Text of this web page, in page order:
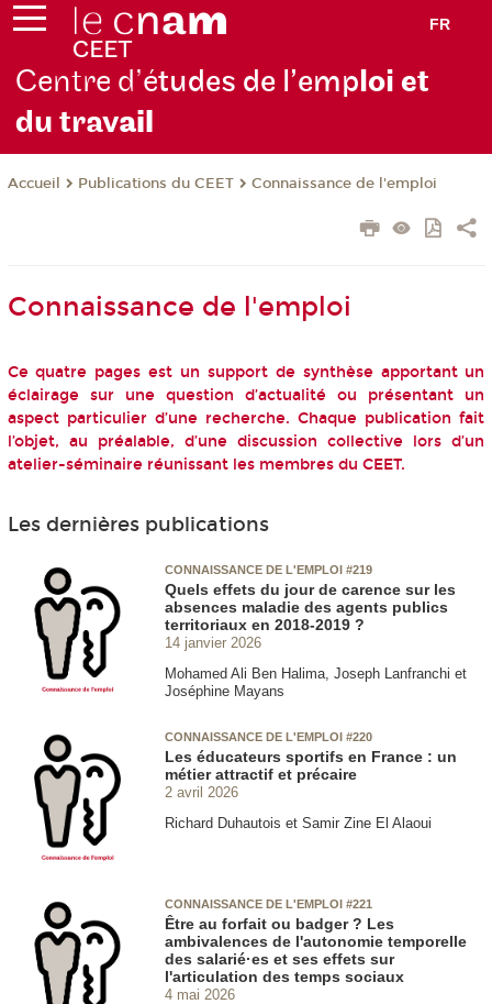
FR
Centre d’études de l’emploi et
du travail
Accueil Publications du CEET Connaissance de l'emploi
Connaissance de l'emploi
Ce quatre pages est un support de synthèse apportant un
éclairage sur une question d’actualité ou présentant un
aspect particulier d’une recherche. Chaque publication fait
l’objet, au préalable, d’une discussion collective lors d’un
atelier-séminaire réunissant les membres du CEET.
Les dernières publications
CONNAISSANCE DE L'EMPLOI #219
Quels effets du jour de carence sur les
absences maladie des agents publics
territoriaux en 2018-2019 ?
14 janvier 2026
Mohamed Ali Ben Halima, Joseph Lanfranchi et
Joséphine Mayans
CONNAISSANCE DE L'EMPLOI #220
Les éducateurs sportifs en France : un
métier attractif et précaire
2 avril 2026
Richard Duhautois et Samir Zine El Alaoui
CONNAISSANCE DE L'EMPLOI #221
Être au forfait ou badger ? Les
ambivalences de l'autonomie temporelle
des salarié·es et ses effets sur
l'articulation des temps sociaux
4 mai 2026